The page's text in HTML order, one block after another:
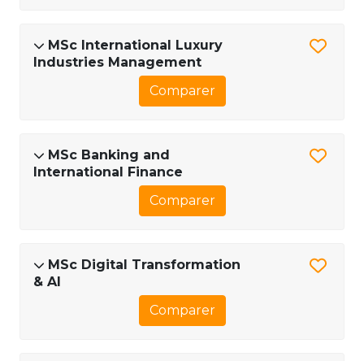
MSc International Luxury
Industries Management
Comparer
MSc Banking and
International Finance
Comparer
MSc Digital Transformation
& AI
Comparer